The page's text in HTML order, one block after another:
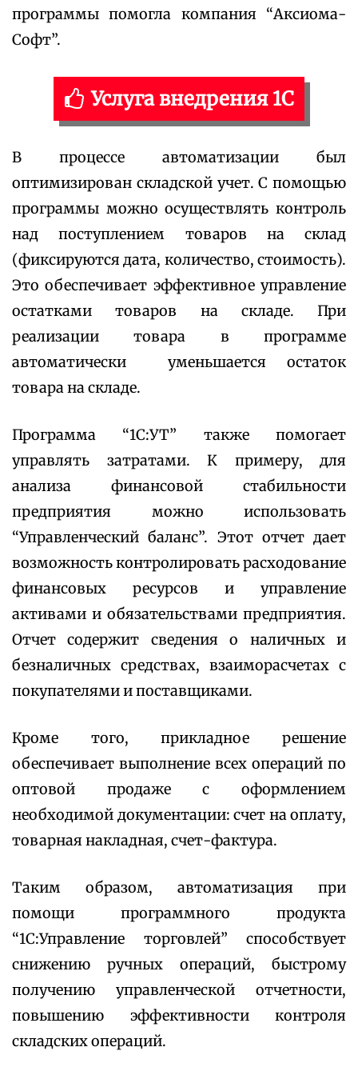
программы помогла компания “Аксиома-
Софт”.
Услуга внедрения 1С
В процессе автоматизации был
оптимизирован складской учет. С помощью
программы можно осуществлять контроль
над поступлением товаров на склад
(фиксируются дата, количество, стоимость).
Это обеспечивает эффективное управление
остатками товаров на складе. При
реализации товара в программе
автоматически уменьшается остаток
товара на складе.
Программа “1С:УТ” также помогает
управлять затратами. К примеру, для
анализа финансовой стабильности
предприятия можно использовать
“Управленческий баланс”. Этот отчет дает
возможность контролировать расходование
финансовых ресурсов и управление
активами и обязательствами предприятия.
Отчет содержит сведения о наличных и
безналичных средствах, взаиморасчетах с
покупателями и поставщиками.
Кроме того, прикладное решение
обеспечивает выполнение всех операций по
оптовой продаже с оформлением
необходимой документации: счет на оплату,
товарная накладная, счет-фактура.
Таким образом, автоматизация при
помощи программного продукта
“1С:Управление торговлей” способствует
снижению ручных операций, быстрому
получению управленческой отчетности,
повышению эффективности контроля
складских операций.